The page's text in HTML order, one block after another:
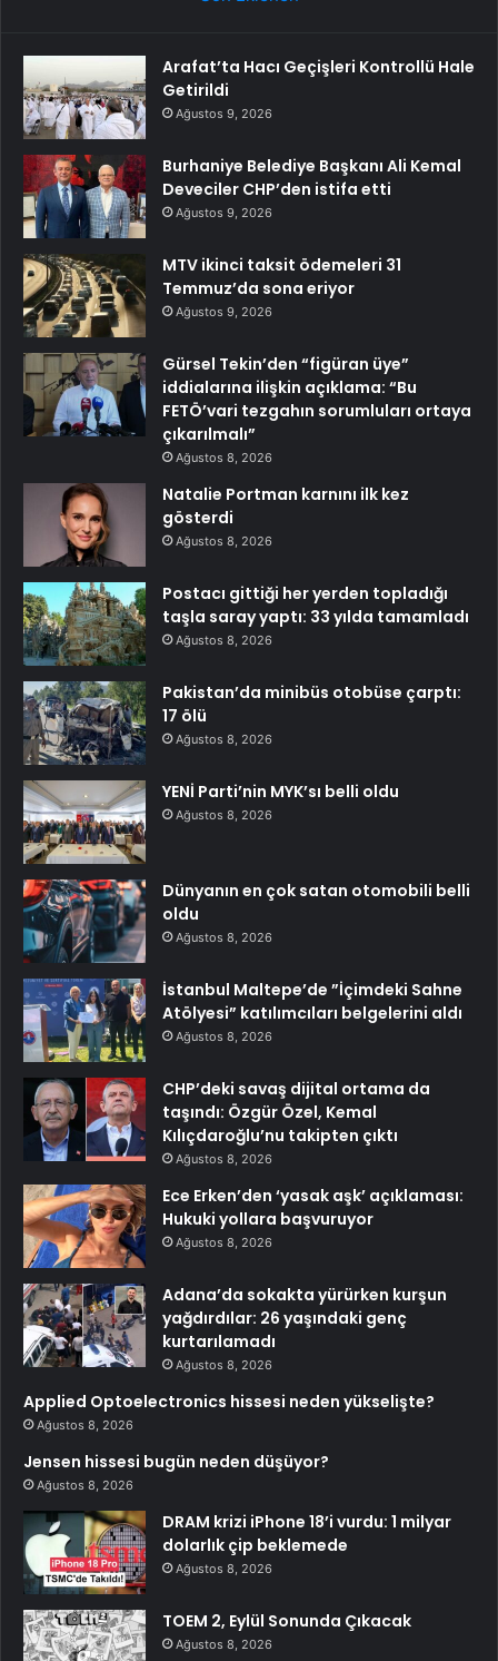
Arafat’ta Hacı Geçişleri Kontrollü Hale
Getirildi
Ağustos 9, 2026
Burhaniye Belediye Başkanı Ali Kemal
Deveciler CHP’den istifa etti
Ağustos 9, 2026
MTV ikinci taksit ödemeleri 31
Temmuz’da sona eriyor
Ağustos 9, 2026
Gürsel Tekin’den “figüran üye”
iddialarına ilişkin açıklama: “Bu
FETÖ’vari tezgahın sorumluları ortaya
çıkarılmalı”
Ağustos 8, 2026
Natalie Portman karnını ilk kez
gösterdi
Ağustos 8, 2026
Postacı gittiği her yerden topladığı
taşla saray yaptı: 33 yılda tamamladı
Ağustos 8, 2026
Pakistan’da minibüs otobüse çarptı:
17 ölü
Ağustos 8, 2026
YENİ Parti’nin MYK’sı belli oldu
Ağustos 8, 2026
Dünyanın en çok satan otomobili belli
oldu
Ağustos 8, 2026
İstanbul Maltepe’de ”İçimdeki Sahne
Atölyesi” katılımcıları belgelerini aldı
Ağustos 8, 2026
CHP’deki savaş dijital ortama da
taşındı: Özgür Özel, Kemal
Kılıçdaroğlu’nu takipten çıktı
Ağustos 8, 2026
Ece Erken’den ‘yasak aşk’ açıklaması:
Hukuki yollara başvuruyor
Ağustos 8, 2026
Adana’da sokakta yürürken kurşun
yağdırdılar: 26 yaşındaki genç
kurtarılamadı
Ağustos 8, 2026
Applied Optoelectronics hissesi neden yükselişte?
Ağustos 8, 2026
Jensen hissesi bugün neden düşüyor?
Ağustos 8, 2026
DRAM krizi iPhone 18’i vurdu: 1 milyar
dolarlık çip beklemede
Ağustos 8, 2026
TOEM 2, Eylül Sonunda Çıkacak
Ağustos 8, 2026